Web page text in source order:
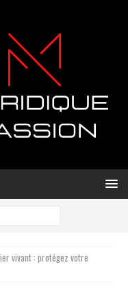
vivant : protégez votre